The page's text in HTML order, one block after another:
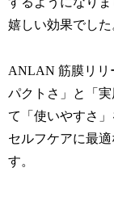
嬉しい効果でした
ANLAN 筋膜リリ
パクトさ」と「
て「使いやすさ
セルフケアに最
す。